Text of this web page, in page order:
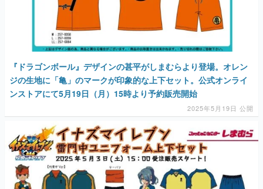
『ドラゴンボール』デザインの甚平がしまむらより登場。オレン
ジの生地に「亀」のマークが印象的な上下セット。公式オンライ
ンストアにて5月19日（月）15時より予約販売開始
2025年5月19日 公開